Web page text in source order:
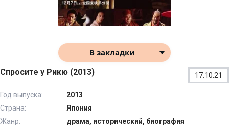
В закладки
Спросите у Рикю (2013) 17.10.21
Год выпуска:
2013
Страна:
Япония
Жанр:
драма, исторический, биография